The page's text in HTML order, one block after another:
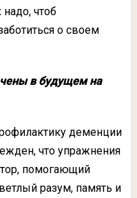
чтоб
о своем
в будущем на
деменции
что упражнения
помогающий
разум, память и